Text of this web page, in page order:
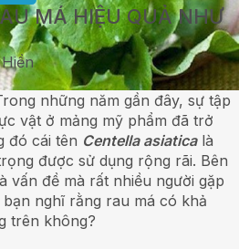
MÁ HIỆU QUẢ NHƯ
những năm gần đây, sự tập
vật ở mảng mỹ phẩm đã trở
đó cái tên Centella asiaticalà
được sử dụng rộng rãi. Bên
vấn đề mà rất nhiều người gặp
nghĩ rằng rau má có khả
trên không?